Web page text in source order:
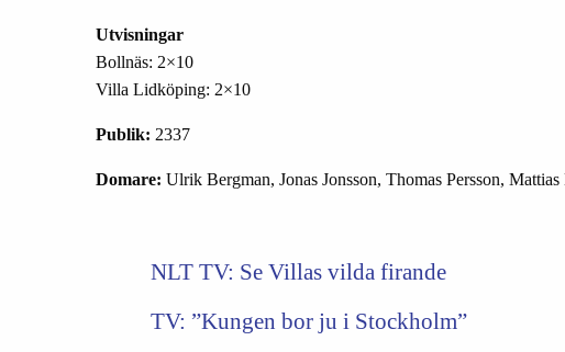
Utvisningar
Bollnäs: 2×10
Villa Lidköping: 2×10
Publik: 2337
Domare: Ulrik Bergman, Jonas Jonsson, Thomas Persson,
NLT TV: Se Villas vilda firande
TV: ”Kungen bor ju i Stockholm”